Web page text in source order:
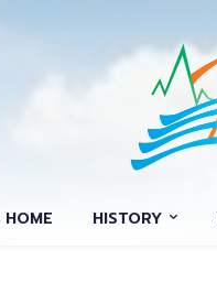
HOME HISTORY